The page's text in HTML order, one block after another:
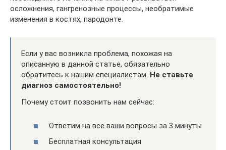
осложнения, гангренозные процессы, необратимые
изменения в костях, пародонте.
Если у вас возникла проблема, похожая на
описанную в данной статье, обязательно
обратитесь к нашим специалистам. Не ставьте
диагноз самостоятельно!
Почему стоит позвонить нам сейчас:
Ответим на все ваши вопросы за 3 минуты
Бесплатная консультация